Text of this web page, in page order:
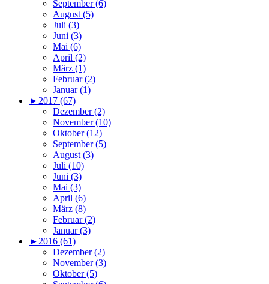
September (6)
August (5)
Juli (3)
Juni (3)
Mai (6)
April (2)
März (1)
Februar (2)
Januar (1)
►2017 (67)
Dezember (2)
November (10)
Oktober (12)
September (5)
August (3)
Juli (10)
Juni (3)
Mai (3)
April (6)
März (8)
Februar (2)
Januar (3)
►2016 (61)
Dezember (2)
November (3)
Oktober (5)